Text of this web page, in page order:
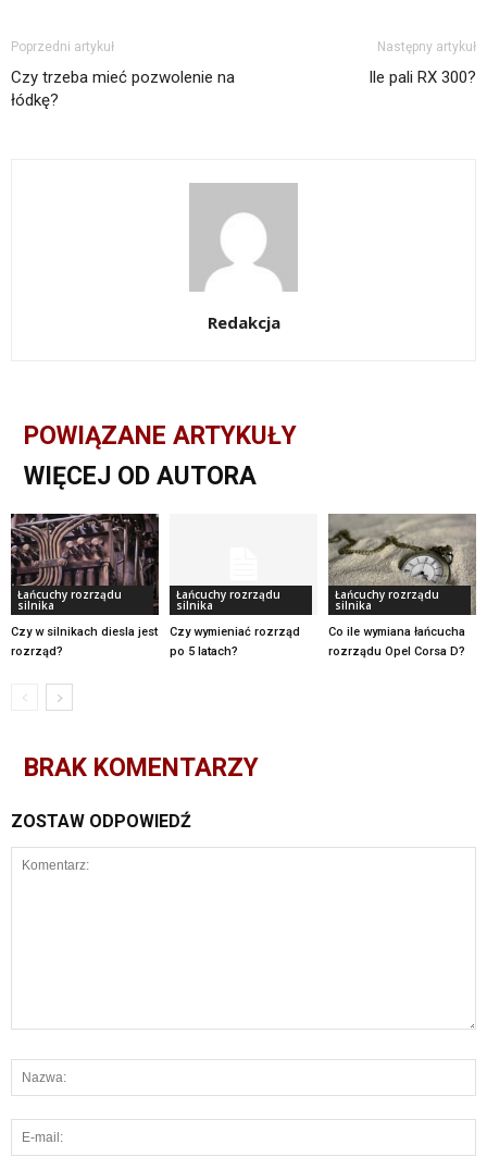
Poprzedni artykuł
Czy trzeba mieć pozwolenie na
łódkę?
Następny artykuł
Ile pali RX 300?
Redakcja
POWIĄZANE ARTYKUŁY
WIĘCEJ OD AUTORA
Łańcuchy rozrządu
silnika
Czy w silnikach diesla jest
rozrząd?
Łańcuchy rozrządu
silnika
Czy wymieniać rozrząd
po 5 latach?
Łańcuchy rozrządu
silnika
Co ile wymiana łańcucha
rozrządu Opel Corsa D?
BRAK KOMENTARZY
ZOSTAW ODPOWIEDŹ